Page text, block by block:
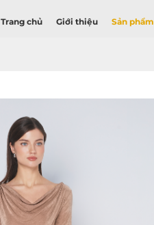
Trang chủ Giới thiệu Sản phẩm